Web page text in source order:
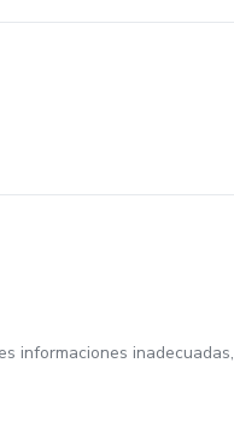
informaciones inadecuadas,